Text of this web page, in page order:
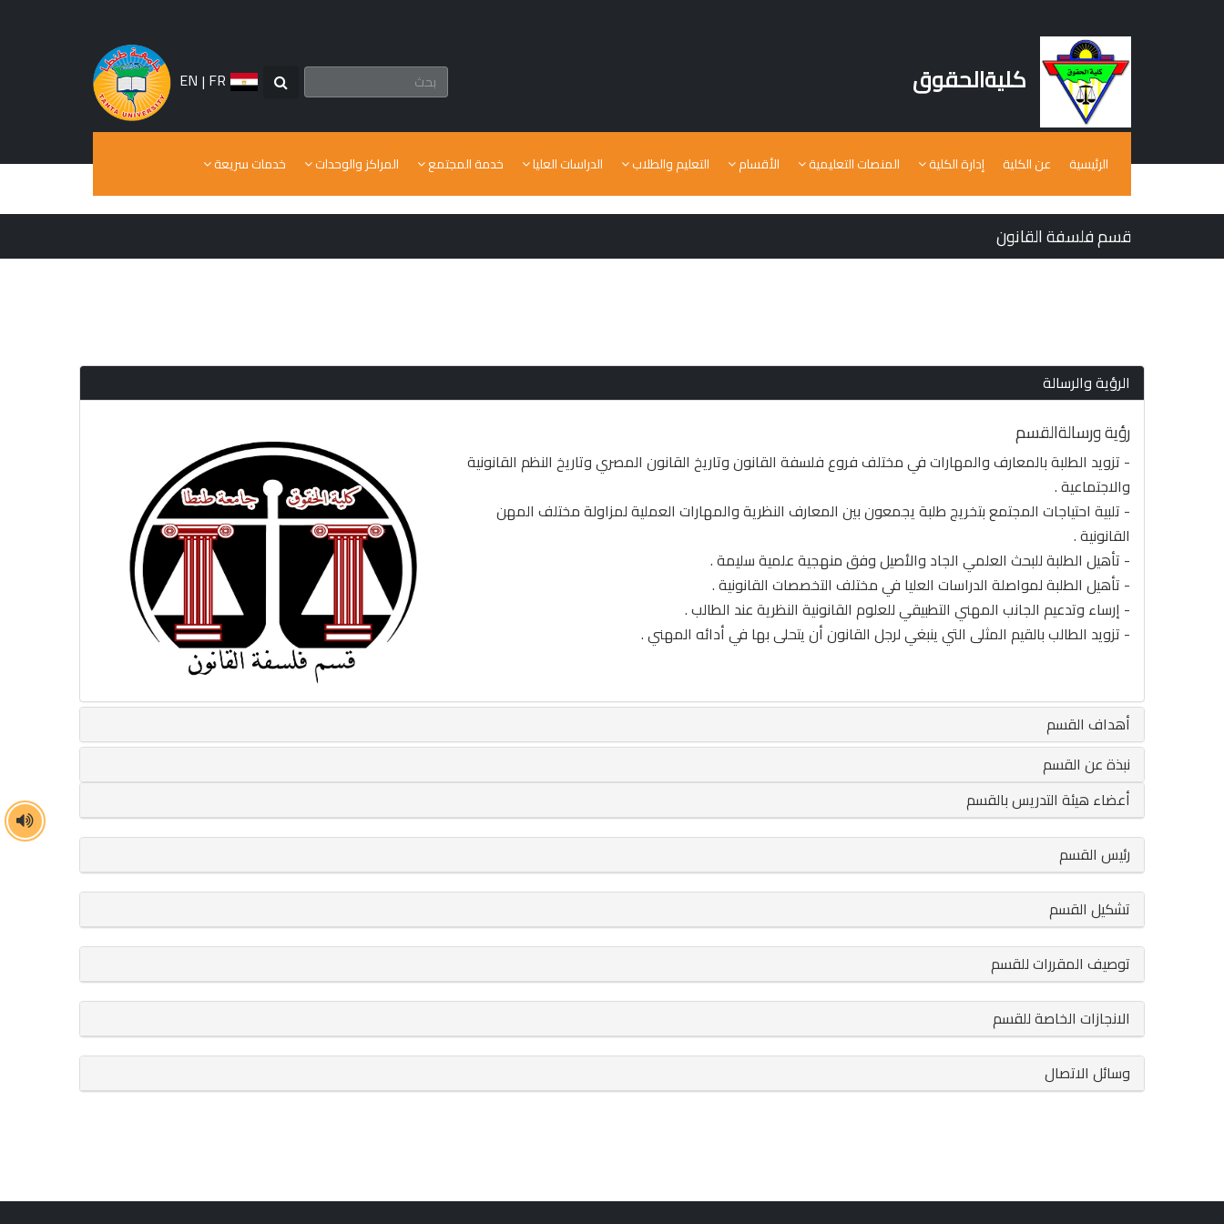
كليةالحقوق EN | FR
الرئيسية عن الكلية إدارة الكلية المنصات التعليمية الأقسام التعليم والطلاب الدراسات العليا خدمة المجتمع المراكز والوحدات خدمات سريعة
قسم فلسفة القانون
الرؤية والرسالة
رؤية ورسالةالقسم
- تزويد الطلبة بالمعارف والمهارات في مختلف فروع فلسفة القانون وتاريخ القانون المصري وتاريخ النظم القانونية
والاجتماعية .
- تلبية احتياجات المجتمع بتخريج طلبة يجمعون بين المعارف النظرية والمهارات العملية لمزاولة مختلف المهن
القانونية .
- تأهيل الطلبة للبحث العلمي الجاد والأصيل وفق منهجية علمية سليمة .
- تأهيل الطلبة لمواصلة الدراسات العليا في مختلف التخصصات القانونية .
- إرساء وتدعيم الجانب المهني التطبيقي للعلوم القانونية النظرية عند الطالب .
- تزويد الطالب بالقيم المثلى التي ينبغي لرجل القانون أن يتحلى بها في أدائه المهني .
أهداف القسم
نبذة عن القسم
أعضاء هيئة التدريس بالقسم
رئيس القسم
تشكيل القسم
توصيف المقررات للقسم
الانجازات الخاصة للقسم
وسائل الاتصال